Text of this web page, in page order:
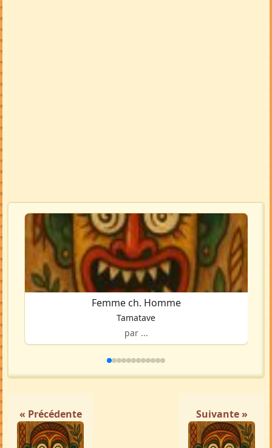
Femme ch. Homme
Tamatave
par ...
« Précédente Suivante »